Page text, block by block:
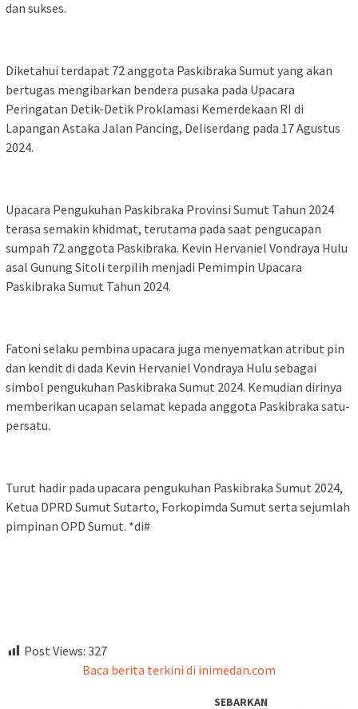
dan sukses.
Diketahui terdapat 72 anggota Paskibraka Sumut yang akan
bertugas mengibarkan bendera pusaka pada Upacara
Peringatan Detik-Detik Proklamasi Kemerdekaan RI di
Lapangan Astaka Jalan Pancing, Deliserdang pada 17 Agustus
2024.
Upacara Pengukuhan Paskibraka Provinsi Sumut Tahun 2024
terasa semakin khidmat, terutama pada saat pengucapan
sumpah 72 anggota Paskibraka. Kevin Hervaniel Vondraya Hulu
asal Gunung Sitoli terpilih menjadi Pemimpin Upacara
Paskibraka Sumut Tahun 2024.
Fatoni selaku pembina upacara juga menyematkan atribut pin
dan kendit di dada Kevin Hervaniel Vondraya Hulu sebagai
simbol pengukuhan Paskibraka Sumut 2024. Kemudian dirinya
memberikan ucapan selamat kepada anggota Paskibraka satu-
persatu.
Turut hadir pada upacara pengukuhan Paskibraka Sumut 2024,
Ketua DPRD Sumut Sutarto, Forkopimda Sumut serta sejumlah
pimpinan OPD Sumut. *di#
Post Views: 327
Baca berita terkini di inimedan.com
SEBARKAN